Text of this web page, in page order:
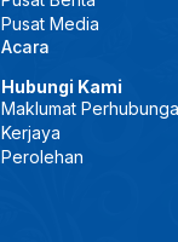
Pusat Media
Acara
Hubungi Kami
Maklumat
Kerjaya
Perolehan